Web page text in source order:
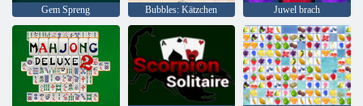
Gem Spreng Bubbles: Kätzchen Juwel brach